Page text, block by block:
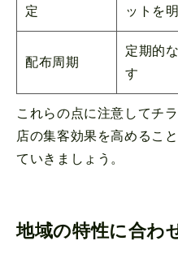
定
ットを
配布周期
定期的
す
これらの点に注意してチ
店の集客効果を高めるこ
ていきましょう。
地域の特性に合わ